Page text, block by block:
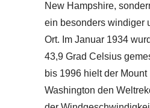
New Hampshire,
ein besonders windiger
Ort. Im Januar 1934
43,9 Grad Celsius
bis 1996 hielt der Mount
Washington den